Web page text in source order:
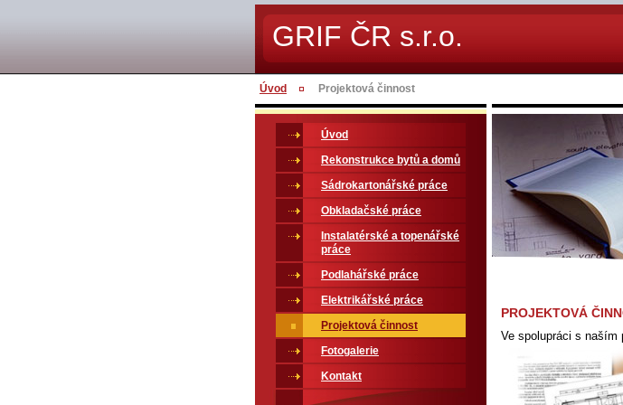
GRIF ČR s.r.o.
Úvod Projektová činnost
PROJEKTOVÁ
Ve spolupráci s naším
Úvod
Rekonstrukce bytů a domů
Sádrokartonářské práce
Obkladačské práce
Instalatérské a topenářské
práce
Podlahářské práce
Elektrikářské práce
Projektová činnost
Fotogalerie
Kontakt